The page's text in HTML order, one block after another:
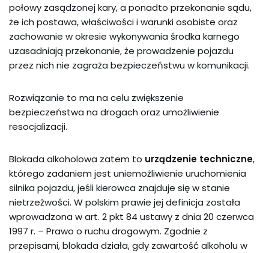
połowy zasądzonej kary, a ponadto przekonanie sądu,
że ich postawa, właściwości i warunki osobiste oraz
zachowanie w okresie wykonywania środka karnego
uzasadniają przekonanie, że prowadzenie pojazdu
przez nich nie zagraża bezpieczeństwu w komunikacji.
Rozwiązanie to ma na celu zwiększenie
bezpieczeństwa na drogach oraz umożliwienie
resocjalizacji.
Blokada alkoholowa zatem to urządzenie techniczne,
którego zadaniem jest uniemożliwienie uruchomienia
silnika pojazdu, jeśli kierowca znajduje się w stanie
nietrzeźwości. W polskim prawie jej definicja została
wprowadzona w art. 2 pkt 84 ustawy z dnia 20 czerwca
1997 r. – Prawo o ruchu drogowym. Zgodnie z
przepisami, blokada działa, gdy zawartość alkoholu w